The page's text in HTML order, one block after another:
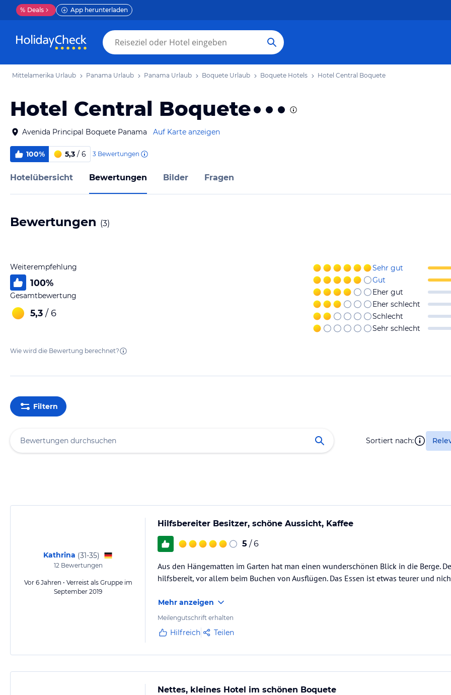
% Deals App herunterladen
Mittelamerika Urlaub Panama Urlaub Panama Urlaub Boquete Urlaub Boquete Hotels Hotel Central Boquete
Hotel Central Boquete
Avenida Principal Boquete Panama Auf Karte anzeigen
100% 5,3 / 6 3 Bewertungen
Hotelübersicht Bewertungen Bilder Fragen
Bewertungen (3)
Weiterempfehlung
100%
Gesamtbewertung
5,3 / 6
Sehr gut
Gut
Eher gut
Eher schlecht
Schlecht
Sehr schlecht
Wie wird die Bewertung berechnet?
Filtern
Sortiert nach:
Kathrina (31-35)
12Bewertungen
Vor 6 Jahren • Verreist als Gruppe im
September 2019
Hilfsbereiter Besitzer, schöne Aussicht, Kaffee
5 / 6
Aus den Hängematten im Garten hat man einen wunderschönen Blick in die Berge.
hilfsbereit, vor allem beim Buchen von Ausflügen. Das Essen ist etwas teurer und
Mehr anzeigen
Meilengutschrift erhalten
Hilfreich Teilen
Nettes, kleines Hotel im schönen Boquete